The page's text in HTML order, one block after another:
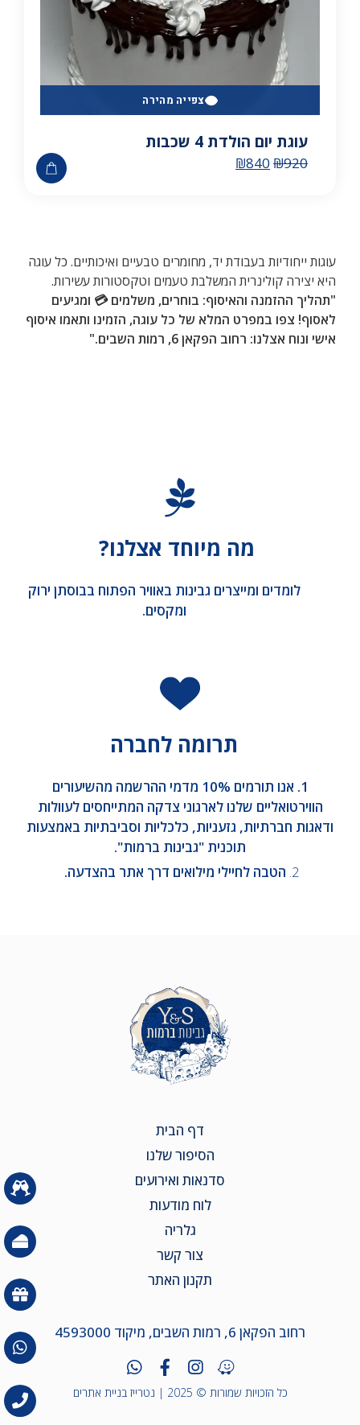
צפייה מהירה
עוגת יום הולדת 4 שכבות
₪920
₪840
עוגות ייחודיות בעבודת יד, מחומרים טבעיים ואיכותיים. כל עוגה
היא יצירה קולינרית המשלבת טעמים וטקסטורות עשירות.
"תהליך ההזמנה והאיסוף: בוחרים, משלמים 💳 ומגיעים
לאסוף! צפו במפרט המלא של כל עוגה, הזמינו ותאמו איסוף
אישי ונוח אצלנו: רחוב הפקאן 6, רמות השבים."
מה מיוחד אצלנו?
לומדים ומייצרים גבינות באוויר הפתוח בבוסתן ירוק
ומקסים.
תרומה לחברה
1. אנו תורמים 10% מדמי ההרשמה מהשיעורים
הווירטואליים שלנו לארגוני צדקה המתייחסים לעוולות
ודאגות חברתיות, גזעניות, כלכליות וסביבתיות באמצעות
תוכנית "גבינות ברמות".
2. הטבה לחיילי מילואים דרך אתר בהצדעה.
דף הבית
הסיפור שלנו
סדנאות ואירועים
לוח מודעות
גלריה
צור קשר
תקנון האתר
רחוב הפקאן 6, רמות השבים, מיקוד 4593000
כל הזכויות שמורות © 2025 | נטרייז בניית אתרים